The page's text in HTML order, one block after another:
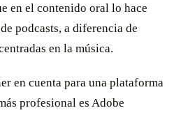
en el contenido oral lo hace
podcasts, a diferencia de
en la música.
en cuenta para una plataforma
profesional es Adobe